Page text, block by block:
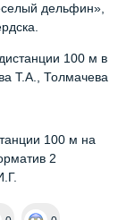
дельфин»,
100 м в
Т.А., Толмачева
100 м на
2